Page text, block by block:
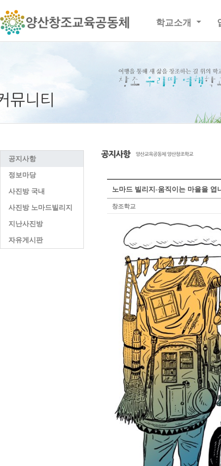
학교소개
공지사항
정보마당
사진방 국내
사진방 노마드빌리지
지난사진방
자유게시판
노마드 빌리지-움직이는 마을을 엽
창조학교